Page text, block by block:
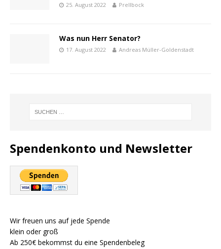
25. August 2022 Prellbock
Was nun Herr Senator?
17. August 2022 Andreas Müller-Goldenstadt
Spendenkonto und Newsletter
Wir freuen uns auf jede Spende
klein oder groß
Ab 250€ bekommst du eine Spendenbeleg